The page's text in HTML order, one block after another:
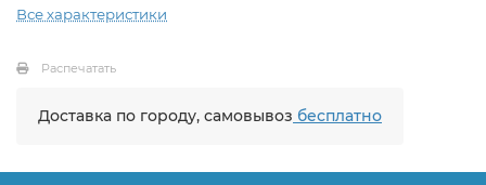
Все характеристики
Распечатать
Доставка по городу, самовывоз бесплатно